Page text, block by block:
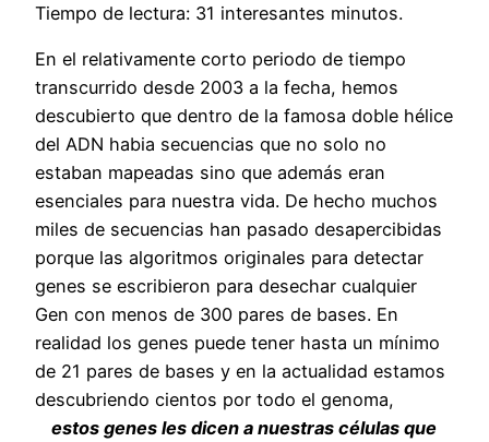
Tiempo de lectura: 31 interesantes minutos.
En el relativamente corto periodo de tiempo
transcurrido desde 2003 a la fecha, hemos
descubierto que dentro de la famosa doble hélice
del ADN habia secuencias que no solo no
estaban mapeadas sino que además eran
esenciales para nuestra vida. De hecho muchos
miles de secuencias han pasado desapercibidas
porque las algoritmos originales para detectar
genes se escribieron para desechar cualquier
Gen con menos de 300 pares de bases. En
realidad los genes puede tener hasta un mínimo
de 21 pares de bases y en la actualidad estamos
descubriendo cientos por todo el genoma,
estos genes les dicen a nuestras células que